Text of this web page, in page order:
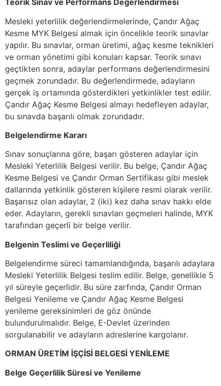
Teorik Sınav ve Performans Değerlendirmesi
Mesleki yeterlilik değerlendirmelerinde, Çandır Ağaç
Kesme MYK Belgesi almak için öncelikle teorik sınavlar
yapılır. Bu sınavlar, orman üretimi, ağaç kesme teknikleri
ve orman yönetimi gibi konuları kapsar. Teorik sınavı
geçtikten sonra, adaylar performans değerlendirmesini
geçmek zorundadır. Bu değerlendirmede, adayların
gerçek iş ortamında gösterdikleri yetkinlikler test edilir.
Çandır Ağaç Kesme Belgesi almayı hedefleyen adaylar,
bu sınavda başarılı olmak zorundadır.
Belgelendirme Kararı
Sınav sonuçlarına göre, başarı gösteren adaylar için
Mesleki Yeterlilik Belgesi verilir. Bu belge, Çandır Ağaç
Kesme Belgesi ve Çandır Orman Sertifikası gibi meslek
dallarında yetkinlik gösteren kişilere resmi olarak verilir.
Başarısız olan adaylar, 2 (iki) kez daha sınav hakkı elde
eder. Adayların, gerekli sınavları geçmeleri halinde, MYK
tarafından geçerli bir belge verilir.
Belgenin Teslimi ve Geçerliliği
Belgelendirme süreci tamamlandığında, başarılı adaylara
Mesleki Yeterlilik Belgesi teslim edilir. Belge, genellikle 5
yıl süreyle geçerlidir. Bu süre zarfında, Çandır Orman
Belgesi Yenileme ve Çandır Ağaç Kesme Belgesi
yenileme gereksinimleri de göz önünde
bulundurulmalıdır. Belge, E-Devlet üzerinden
sorgulanabilir ve adayların adreslerine kargolanır.
ORMAN ÜRETİM İŞÇİSİ BELGESİ YENİLEME
Belge Geçerlilik Süresi ve Yenileme